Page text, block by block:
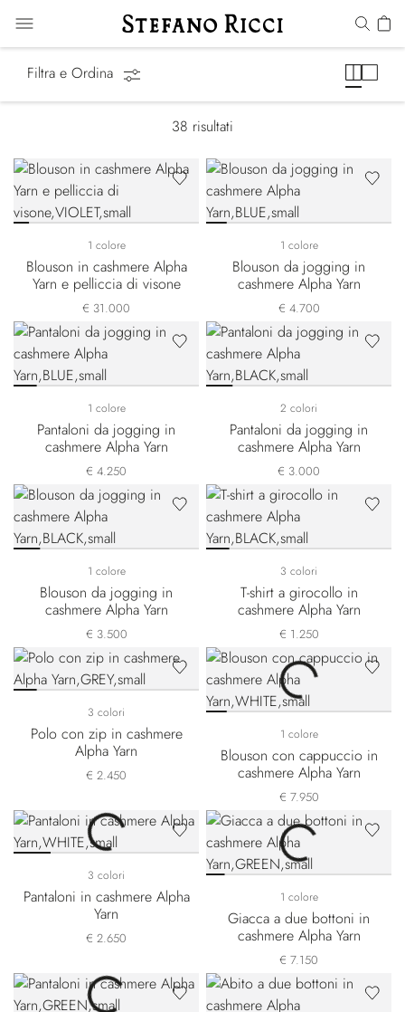
Filtra e Ordina
38 risultati
1 colore
Blouson in cashmere Alpha
Yarn e pelliccia di visone
€ 31.000
1 colore
Blouson da jogging in
cashmere Alpha Yarn
€ 4.700
1 colore
Pantaloni da jogging in
cashmere Alpha Yarn
€ 4.250
2 colori
Pantaloni da jogging in
cashmere Alpha Yarn
€ 3.000
1 colore
Blouson da jogging in
cashmere Alpha Yarn
€ 3.500
3 colori
T-shirt a girocollo in
cashmere Alpha Yarn
€ 1.250
3 colori
Polo con zip in cashmere
Alpha Yarn
€ 2.450
1 colore
Blouson con cappuccio in
cashmere Alpha Yarn
€ 7.950
3 colori
Pantaloni in cashmere Alpha
Yarn
€ 2.650
1 colore
Giacca a due bottoni in
cashmere Alpha Yarn
€ 7.150